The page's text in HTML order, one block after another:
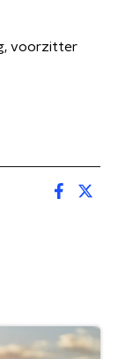
voorzitter